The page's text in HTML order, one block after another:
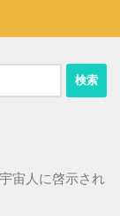
宙人に啓示され